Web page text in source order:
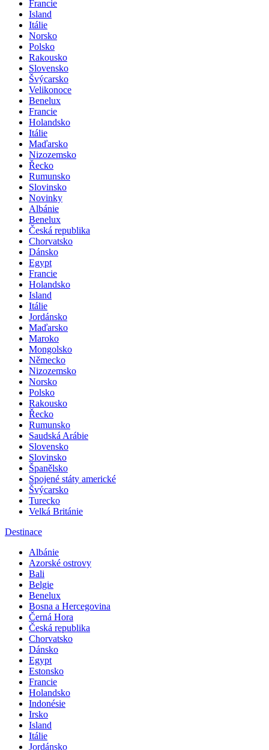
Francie
Island
Itálie
Norsko
Polsko
Rakousko
Slovensko
Švýcarsko
Velikonoce
Benelux
Francie
Holandsko
Itálie
Maďarsko
Nizozemsko
Řecko
Rumunsko
Slovinsko
Novinky
Albánie
Benelux
Česká republika
Chorvatsko
Dánsko
Egypt
Francie
Holandsko
Island
Itálie
Jordánsko
Maďarsko
Maroko
Mongolsko
Německo
Nizozemsko
Norsko
Polsko
Rakousko
Řecko
Rumunsko
Saudská Arábie
Slovensko
Slovinsko
Španělsko
Spojené státy americké
Švýcarsko
Turecko
Velká Británie
Destinace
Albánie
Azorské ostrovy
Bali
Belgie
Benelux
Bosna a Hercegovina
Černá Hora
Česká republika
Chorvatsko
Dánsko
Egypt
Estonsko
Francie
Holandsko
Indonésie
Irsko
Island
Itálie
Jordánsko